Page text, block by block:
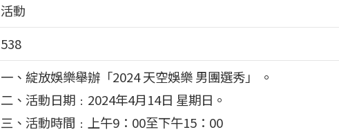
活動
538
一、綻放娛樂舉辦「2024 天空娛樂 男團選秀」 。
二、活動日期﹕2024年4月14日 星期日。
三、活動時間﹕上午9：00至下午15：00